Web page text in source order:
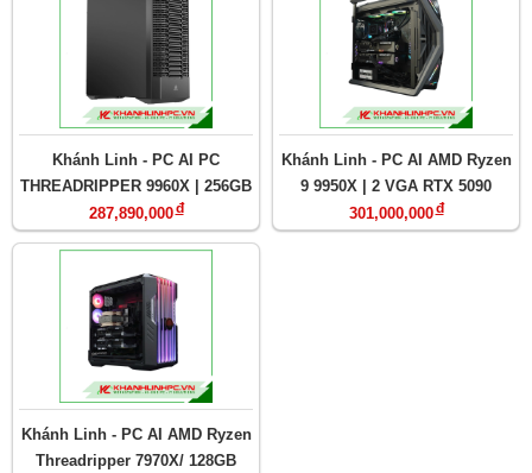
Khánh Linh - PC AI PC
THREADRIPPER 9960X | 256GB
| NVIDIA RTX 5090 32G
287,890,000đ
Khánh Linh - PC AI AMD Ryzen
9 9950X | 2 VGA RTX 5090
32GB | Ram 128GB
301,000,000đ
Khánh Linh - PC AI AMD Ryzen
Threadripper 7970X/ 128GB